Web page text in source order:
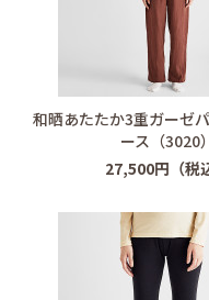
和晒あたたか3重ガーゼ
ース（3020
27,500円（税